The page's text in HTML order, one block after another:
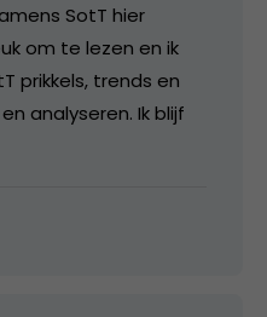
SotT hier
om te lezen en ik
prikkels, trends en
analyseren. Ik blijf